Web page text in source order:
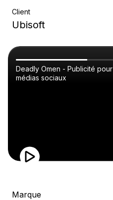
Client
Ubisoft
Deadly Omen - Publicité pour
médias sociaux
Marque